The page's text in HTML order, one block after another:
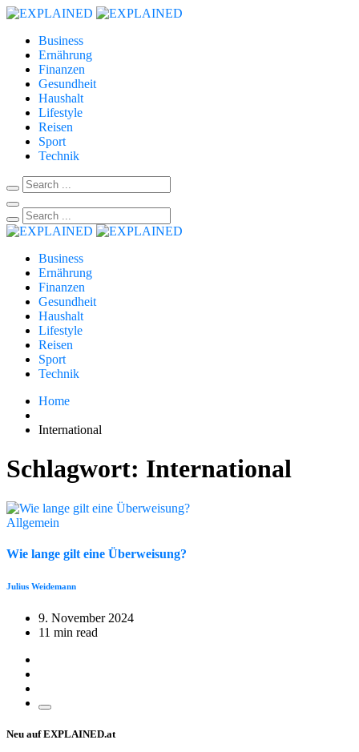
Business
Ernährung
Finanzen
Gesundheit
Haushalt
Lifestyle
Reisen
Sport
Technik
Business
Ernährung
Finanzen
Gesundheit
Haushalt
Lifestyle
Reisen
Sport
Technik
Home
International
Schlagwort: International
Allgemein
Wie lange gilt eine Überweisung?
Julius Weidemann
9. November 2024
11 min read
Neu auf EXPLAINED.at